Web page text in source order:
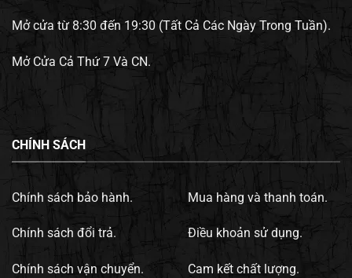
Mở cửa từ 8:30 đến 19:30 (Tất Cả Các Ngày Trong Tuần).
Mở Cửa Cả Thứ 7 Và CN.
CHÍNH SÁCH
Chính sách bảo hành.
Chính sách đổi trả.
Chính sách vận chuyển.
Mua hàng và thanh toán.
Điều khoản sử dụng.
Cam kết chất lượng.